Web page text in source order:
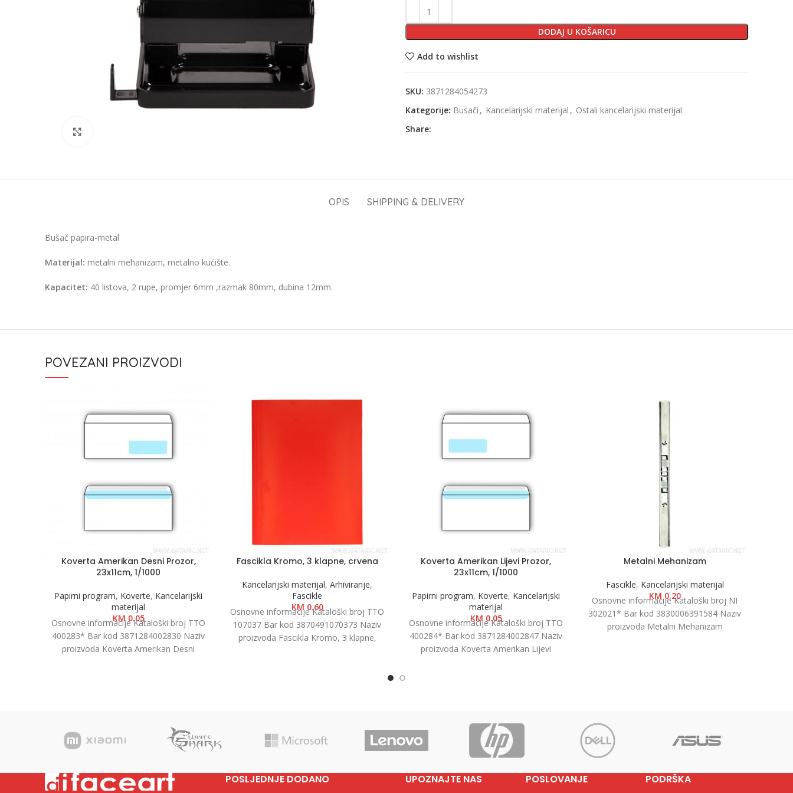
DODAJ U KOŠARICU
Add to wishlist
SKU: 3871284054273
Kategorije: Busači , Kancelarijski materijal , Ostali kancelarijski materijal
Share:
OPIS SHIPPING & DELIVERY
Bušač papira-metal
Materijal: metalni mehanizam, metalno kućište.
Kapacitet: 40 listova, 2 rupe, promjer 6mm ,razmak 80mm, dubina 12mm.
POVEZANI PROIZVODI
Koverta Amerikan Desni Prozor,
23x11cm, 1/1000
Papirni program, Koverte, Kancelarijski
materijal
KM0.05
Osnovne informacije Kataloški broj TTO
400283* Bar kod 3871284002830 Naziv
proizvoda Koverta Amerikan Desni
Fascikla Kromo, 3 klapne, crvena
Kancelarijski materijal, Arhiviranje,
Fascikle
KM0.60
Osnovne informacije Kataloški broj TTO
107037 Bar kod 3870491070373 Naziv
proizvoda Fascikla Kromo, 3 klapne,
Koverta Amerikan Lijevi Prozor,
23x11cm, 1/1000
Papirni program, Koverte, Kancelarijski
materijal
KM0.05
Osnovne informacije Kataloški broj TTO
400284* Bar kod 3871284002847 Naziv
proizvoda Koverta Amerikan Lijevi
Metalni Mehanizam
Fascikle, Kancelarijski materijal
KM0.20
Osnovne informacije Kataloški broj NI
302021* Bar kod 3830006391584 Naziv
proizvoda Metalni Mehanizam
POSLJEDNJE DODANO UPOZNAJTE NAS POSLOVANJE PODRŠKA